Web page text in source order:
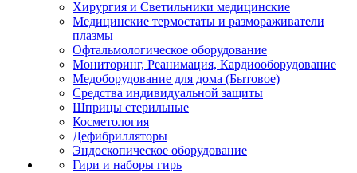
Хирургия и Светильники медицинские
Медицинские термостаты и размораживатели
плазмы
Офтальмологическое оборудование
Мониторинг, Реанимация, Кардиооборудование
Медоборудование для дома (Бытовое)
Средства индивидуальной защиты
Шприцы стерильные
Косметология
Дефибрилляторы
Эндоскопическое оборудование
Гири и наборы гирь